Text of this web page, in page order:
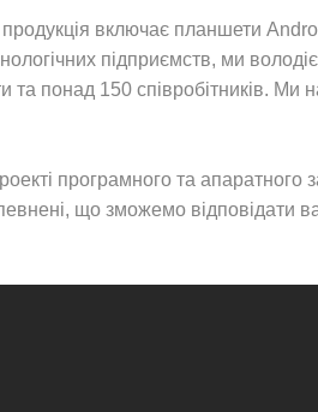
включає планшети
підприємств, ми
понад 150 співробітників. Ми
програмного та апаратного
що зможемо відповідати